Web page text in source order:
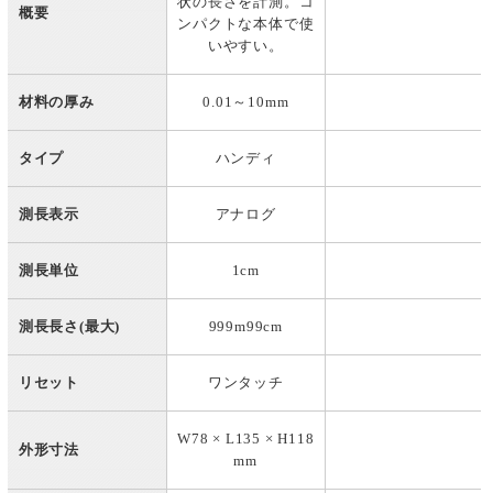
概要
ンパクトな本体で使
いやすい。
材料の厚み 0.01～10mm
タイプ ハンディ
測長表示 アナログ
測長単位 1cm
測長長さ(最大) 999m99cm
リセット ワンタッチ
外形寸法
W78 × L135 × H118
mm